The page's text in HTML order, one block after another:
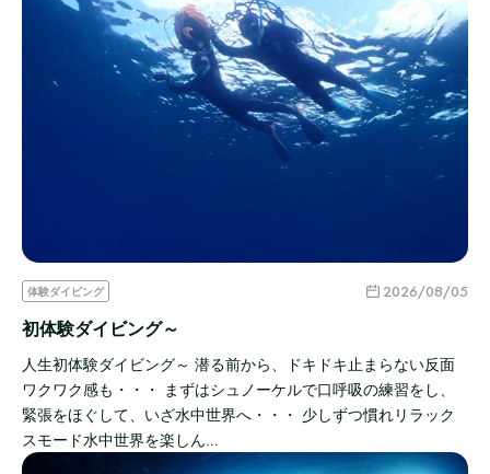
体験ダイビング 2026/08/05
初体験ダイビング～
人生初体験ダイビング～ 潜る前から、ドキドキ止まらない反面
ワクワク感も・・・ まずはシュノーケルで口呼吸の練習をし、
緊張をほぐして、いざ水中世界へ・・・ 少しずつ慣れリラック
スモード水中世界を楽しん…